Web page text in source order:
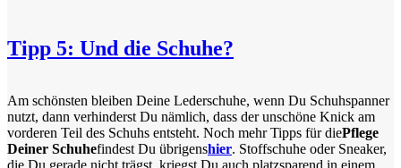
Tipp 5: Und die Schuhe?
Am schönsten bleiben Deine Lederschuhe, wenn Du Schuhspanner
nutzt, dann verhinderst Du nämlich, dass der unschöne Knick am
vorderen Teil des Schuhs entsteht. Noch mehr Tipps für diePflege
Deiner Schuhefindest Du übrigenshier. Stoffschuhe oder Sneaker,
die Du gerade nicht trägst, kriegst Du auch platzsparend in einem